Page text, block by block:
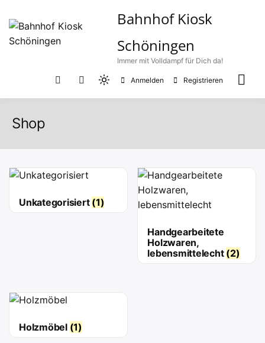
Inhalt
springen
Bahnhof Kiosk
Schöningen
Immer mit Volldampf für Dich da!
Light
mode
Anmelden Registrieren
Shop
Unkategorisiert (1)
Handgearbeitete
Holzwaren,
lebensmittelecht (2)
Holzmöbel (1)